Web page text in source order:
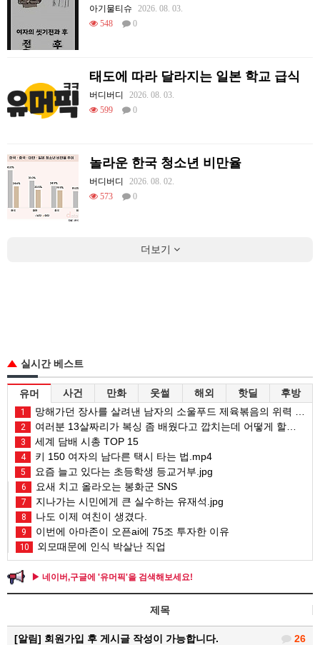
아기물티슈
2026. 08. 03.
548
0
태도에 따라 달라지는 일본 학교 급식
버디버디
2026. 08. 03.
599
0
놀라운 한국 청소년 비만율
버디버디
2026. 08. 02.
573
0
더보기
실시간 베스트
유머 사건 만화 웃썰 해외 핫딜 후방
1 망해가던 장사를 살려낸 남자의 소울푸드 제육볶음의 위력 ㅋㅋ
2 여러분 13살짜리가 복싱 좀 배웠다고 깝치는데 어떻게 할까요?
3 세계 담배 시총 TOP 15
4 키 150 여자의 남다른 택시 타는 법.mp4
5 요즘 늘고 있다는 초등학생 등교거부.jpg
6 요새 치고 올라오는 봉화군 SNS
7 지나가는 시민에게 큰 실수하는 유재석.jpg
8 나도 이제 여친이 생겼다.
9 이번에 아마존이 오픈ai에 75조 투자한 이유
10 외모때문에 인식 박살난 직업
▶ 네이버,구글에 '유머픽'을 검색해보세요!
제목
26
[알림] 회원가입 후 게시글 작성이 가능합니다.